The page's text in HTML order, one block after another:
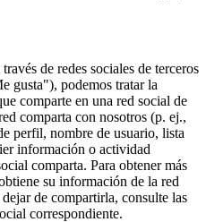
de redes sociales de terceros
gusta"), podemos tratar la
comparte en una red social de
comparta con nosotros (p. ej.,
perfil, nombre de usuario, lista
información o actividad
comparta. Para obtener más
su información de la red
de compartirla, consulte las
correspondiente.